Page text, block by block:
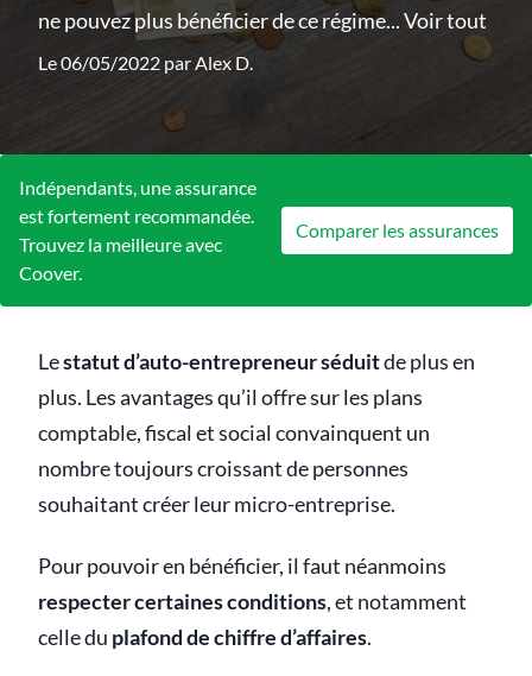
ne pouvez plus bénéficier de ce régime...Voir tout
Le 06/05/2022 parAlex D.
Indépendants, une assurance
est fortement recommandée.
Trouvez la meilleure avec
Coover.
Comparer les assurances
Lestatut d’auto-entrepreneur séduitde plus en
plus. Les avantages qu’il offre sur les plans
comptable, fiscal et social convainquent un
nombre toujours croissant de personnes
souhaitant créer leur micro-entreprise.
Pour pouvoir en bénéficier, il faut néanmoins
respecter certaines conditions, et notamment
celle du plafond de chiffre d’affaires.